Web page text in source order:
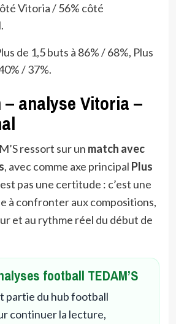
Vitoria / 56% côté
de 1,5 buts à 86% / 68%, Plus
/ 37%.
analyse Vitoria –
ressort sur un match avec
, avec comme axe principal Plus
pas une certitude : c’est une
à confronter aux compositions,
et au rythme réel du début de
football TEDAM’S
partie du hub football
continuer la lecture,